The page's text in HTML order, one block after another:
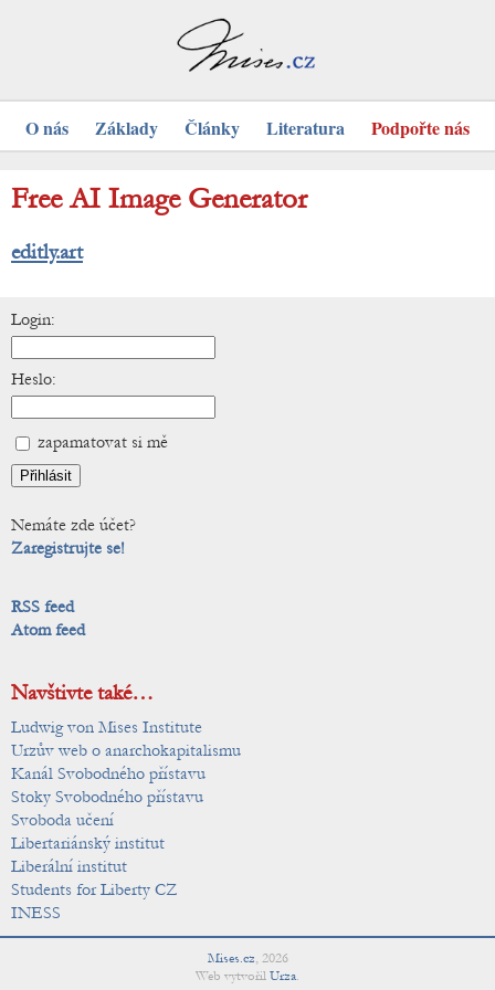
O nás Základy Články Literatura Podpořte nás
Free AI Image Generator
editly.art
Login:
Heslo:
zapamatovat si mě
Nemáte zde účet?
Zaregistrujte se!
RSS feed
Atom feed
Navštivte také…
Ludwig von Mises Institute
Urzův web o anarchokapitalismu
Kanál Svobodného přístavu
Stoky Svobodného přístavu
Svoboda učení
Libertariánský institut
Liberální institut
Students for Liberty CZ
INESS
Mises.cz, 2026
Web vytvořil Urza.